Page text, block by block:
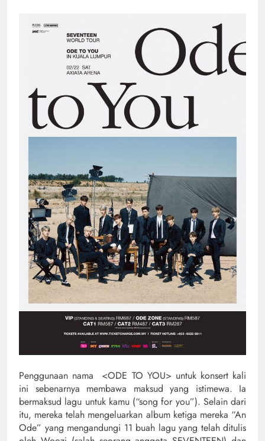
Penggunaan nama <ODE TO YOU> untuk konsert kali
ini sebenarnya membawa maksud yang istimewa. Ia
bermaksud lagu untuk kamu (“song for you”). Selain dari
itu, mereka telah mengeluarkan album ketiga mereka “An
Ode” yang mengandungi 11 buah lagu yang telah ditulis